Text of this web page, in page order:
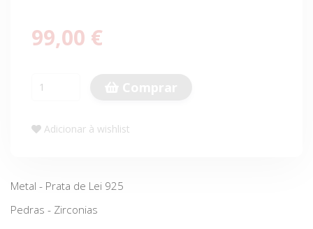
99,00 €
Adicionar à wishlist
Metal - Prata de Lei 925
Pedras - Zirconias